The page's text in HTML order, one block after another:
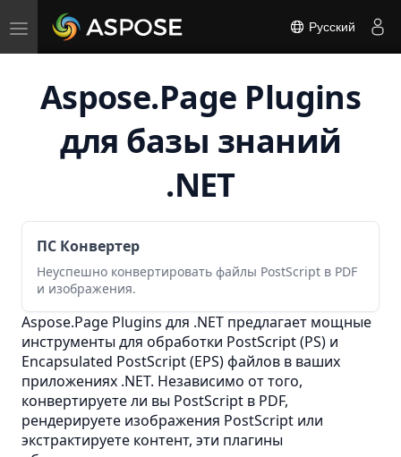
Toggle
navigation
Русский
Aspose.Page Plugins
для базы знаний
.NET
ПС Конвертер
Неуспешно конвертировать файлы PostScript в PDF
и изображения.
Aspose.Page Plugins для .NET предлагает мощные
инструменты для обработки PostScript (PS) и
Encapsulated PostScript (EPS) файлов в ваших
приложениях .NET. Независимо от того,
конвертируете ли вы PostScript в PDF,
рендерируете изображения PostScript или
экстрактируете контент, эти плагины